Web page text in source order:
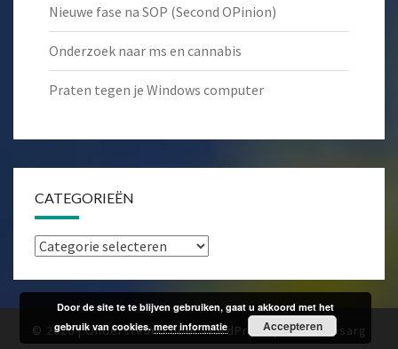
Nieuwe fase na SOP (Second OPinion)
Onderzoek naar ms en cannabis
Praten tegen je Windows computer
CATEGORIEËN
Categorieën
© 2026|Ondersteund doorWordPress |Thema: Nisarg
Door de site te te blijven gebruiken, gaat u akkoord met het
gebruik van cookies.meer informatie Accepteren